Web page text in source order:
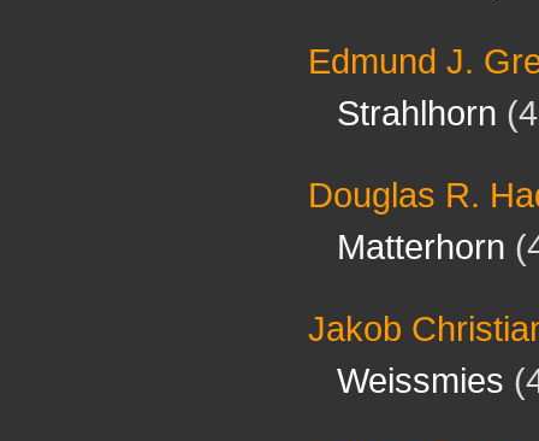
Edmund J.
Strahlhorn
Douglas R.
Matterhorn
Jakob
Weissmies